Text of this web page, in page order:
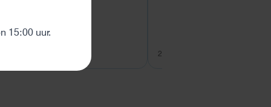
26 juli 2026
15:00 uur.